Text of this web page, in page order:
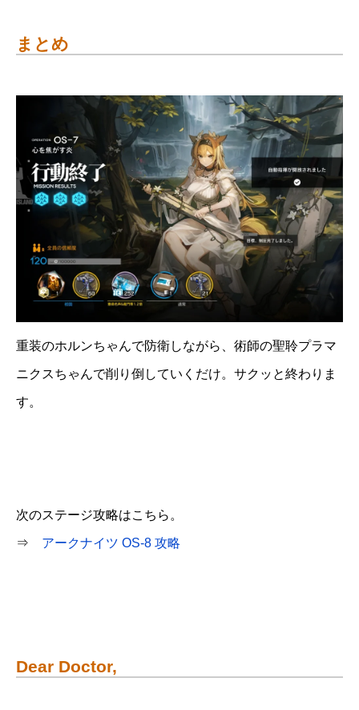
まとめ
重装のホルンちゃんで防衛しながら、術師の聖聆プラマ
ニクスちゃんで削り倒していくだけ。サクッと終わりま
す。
次のステージ攻略はこちら。
⇒ アークナイツ OS-8 攻略
Dear Doctor,